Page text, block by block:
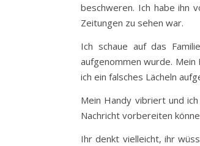
beschweren. Ich habe ihn
Zeitungen zu sehen war.
Ich schaue auf das
aufgenommen wurde.
ich ein falsches Lächeln
Mein Handy vibriert und
Nachricht vorbereiten
Ihr denkt vielleicht, ihr